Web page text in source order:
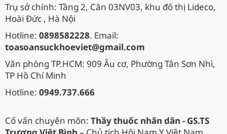
Trụ sở chính: Tầng 2, Căn 03NV03, khu đô thị Lideco,
Hoài Đức , Hà Nội
Hotline: 0898582228. Email:
toasoansuckhoeviet@gmail.com
Văn phòng TP.HCM: 909 Âu cơ, Phường Tân Sơn Nhì,
TP Hồ Chí Minh
Hotline: 0949.737.666
Cố vấn chuyên môn: Thầy thuốc nhân dân - GS.TS